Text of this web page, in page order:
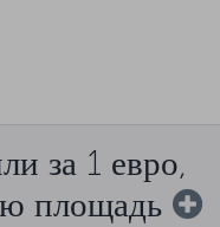
за 1 евро,
площадь